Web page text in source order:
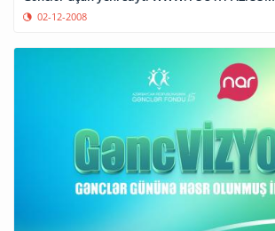
02-12-2008